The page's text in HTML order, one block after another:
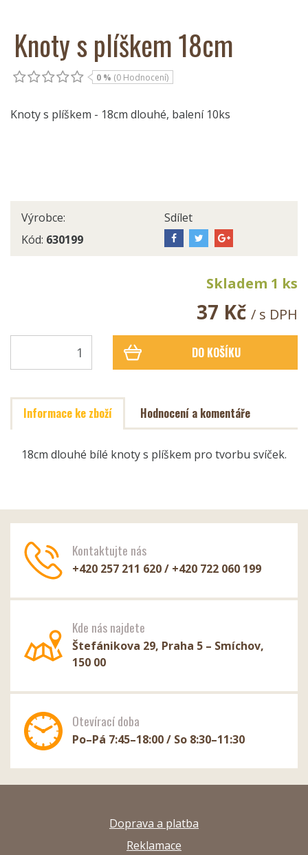
Knoty s plíškem 18cm
0 % (0 Hodnocení)
Knoty s plíškem - 18cm dlouhé, balení 10ks
Výrobce:
Kód: 630199
Sdílet
Skladem 1 ks
37 Kč / s DPH
DO KOŠÍKU
Informace ke zboží Hodnocení a komentáře
18cm dlouhé bílé knoty s plíškem pro tvorbu svíček.
Kontaktujte nás
+420 257 211 620 / +420 722 060 199
Kde nás najdete
Štefánikova 29, Praha 5 – Smíchov,
150 00
Otevírací doba
Po–Pá 7:45–18:00 / So 8:30–11:30
Doprava a platba
Reklamace